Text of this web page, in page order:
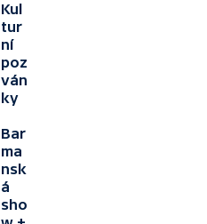
Kul
tur
ní
poz
ván
ky
Bar
ma
nsk
á
sho